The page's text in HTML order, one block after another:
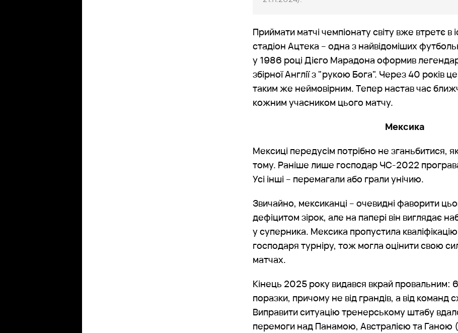
Приймати матчі чемпіонату світу вже втретє в
стадіон Ацтека – одна з найвідоміших
у 1986 році Дієго Марадона оформив
збірної Англії з "рукою Бога". Через 40 років
таким же неймовірним. Тепер настав час
кожним учасником цього матчу.
Мексика
Мексиці передусім потрібно не зганьбитися,
тому. Раніше лише господар ЧС-2022
Усі інші – перемагали або грали унічию.
Звичайно, мексиканці – очевидні фаворити
дефіцитом зірок, але на папері він виглядає
у суперника. Мексика пропустила
господаря турніру, тож могла оцінити свою
матчах.
Кінець 2025 року видався вкрай провальним: 6
поразки, причому не від грандів, а від команд
Виправити ситуацію тренерському штабу
перемоги над Панамою, Австралією та Ганою